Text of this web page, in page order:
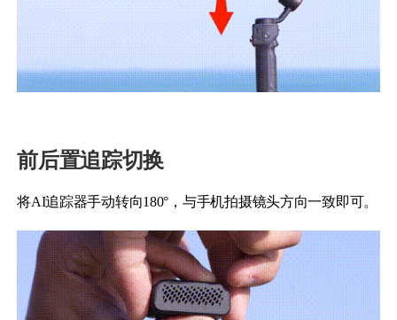
前后置追踪切换
将AI追踪器手动转向180°，与手机拍摄镜头方向一致即可。